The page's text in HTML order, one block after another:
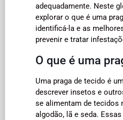
adequadamente. Neste
explorar o que é uma
identificá-la e as
prevenir e tratar
O que é uma
Uma praga de tecido é
descrever insetos e
se alimentam de tecidos
algodão, lã e seda.